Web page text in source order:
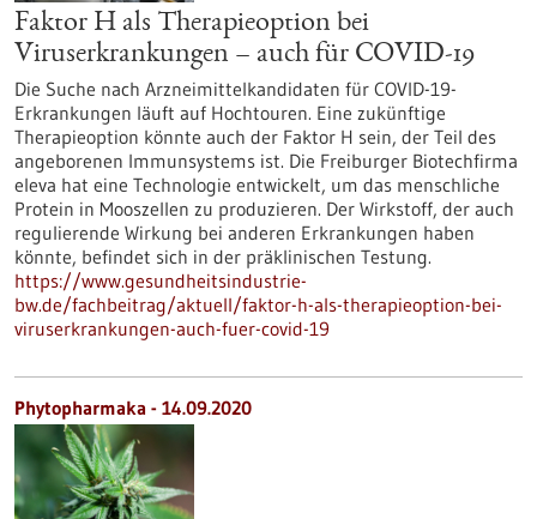
Faktor H als Therapieoption bei
Viruserkrankungen – auch für COVID-19
Die Suche nach Arzneimittelkandidaten für COVID-19-
Erkrankungen läuft auf Hochtouren. Eine zukünftige
Therapieoption könnte auch der Faktor H sein, der Teil des
angeborenen Immunsystems ist. Die Freiburger Biotechfirma
eleva hat eine Technologie entwickelt, um das menschliche
Protein in Mooszellen zu produzieren. Der Wirkstoff, der auch
regulierende Wirkung bei anderen Erkrankungen haben
könnte, befindet sich in der präklinischen Testung.
https://www.gesundheitsindustrie-
bw.de/fachbeitrag/aktuell/faktor-h-als-therapieoption-bei-
viruserkrankungen-auch-fuer-covid-19
Phytopharmaka - 14.09.2020